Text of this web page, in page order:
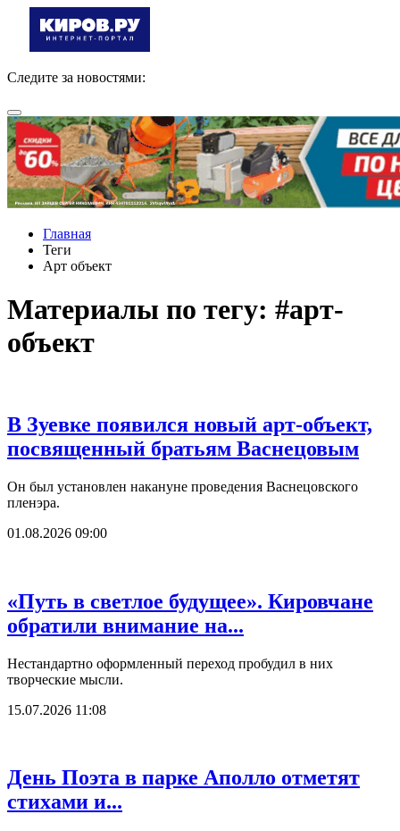
Следите за новостями:
Главная
Теги
Арт объект
Материалы по тегу: #арт-
объект
В Зуевке появился новый арт-объект,
посвященный братьям Васнецовым
Он был установлен накануне проведения Васнецовского
пленэра.
01.08.2026 09:00
«Путь в светлое будущее». Кировчане
обратили внимание на...
Нестандартно оформленный переход пробудил в них
творческие мысли.
15.07.2026 11:08
День Поэта в парке Аполло отметят
стихами и...